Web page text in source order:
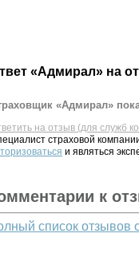
«Адмирал» на
«Адмирал»
на отзыв (для служб
страховой
и являться
к
список отзывов